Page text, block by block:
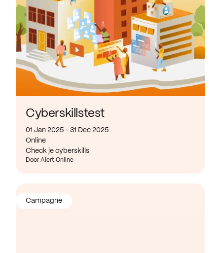
Cyberskillstest
01 Jan 2025 - 31 Dec 2025
Online
Check je cyberskills
Door Alert Online
Campagne